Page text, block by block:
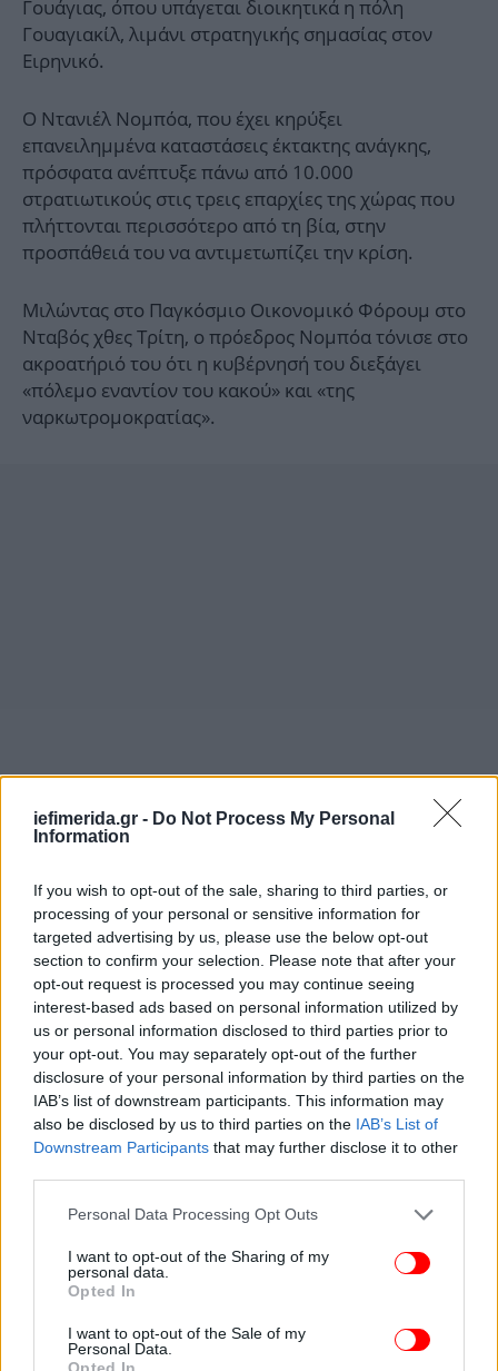
iefimerida.gr - Do Not Process My Personal
Information
If you wish to opt-out of the sale, sharing to third parties, or
processing of your personal or sensitive information for
targeted advertising by us, please use the below opt-out
section to confirm your selection. Please note that after your
opt-out request is processed you may continue seeing
interest-based ads based on personal information utilized by
us or personal information disclosed to third parties prior to
your opt-out. You may separately opt-out of the further
disclosure of your personal information by third parties on the
IAB’s list of downstream participants. This information may
also be disclosed by us to third parties on the IAB’s List of
Downstream Participants that may further disclose it to other
Please note that this website/app uses one or more Google
not limited to your visit or usage behaviour. You may click to
grant or deny consent to Google and its third-party tags to
use your data for below specified purposes in below Google
consent section.
Personal Data Processing Opt Outs
I want to opt-out of the Sharing of my
personal data.
Opted In
I want to opt-out of the Sale of my
Personal Data.
Opted In
Γουάγιας, όπου υπάγεται διοικητικά η πόλη
Γουαγιακίλ, λιμάνι στρατηγικής σημασίας στον
Ειρηνικό.
Ο Ντανιέλ Νομπόα, που έχει κηρύξει
επανειλημμένα καταστάσεις έκτακτης ανάγκης,
πρόσφατα ανέπτυξε πάνω από 10.000
στρατιωτικούς στις τρεις επαρχίες της χώρας που
πλήττονται περισσότερο από τη βία, στην
προσπάθειά του να αντιμετωπίζει την κρίση.
Μιλώντας στο Παγκόσμιο Οικονομικό Φόρουμ στο
Νταβός χθες Τρίτη, ο πρόεδρος Νομπόα τόνισε στο
ακροατήριό του ότι η κυβέρνησή του διεξάγει
«πόλεμο εναντίον του κακού» και «της
ναρκωτρομοκρατίας».
ΟΛΕΣ ΟΙ ΕΙΔΗΣΕΙΣ
Κακοκαιρία: Ποια ώρα αναμένεται να πέσει βροχή ενός
μήνα στην Αττική -Πού θα χιονίσει, η πρόβλεψη